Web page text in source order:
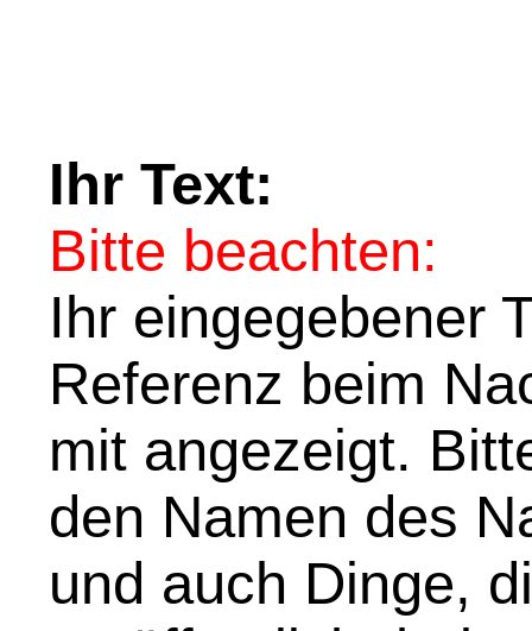
Ihr Text:
Bitte beachten:
Ihr eingegebener
Referenz beim
mit angezeigt.
den Namen des
und auch Dinge,